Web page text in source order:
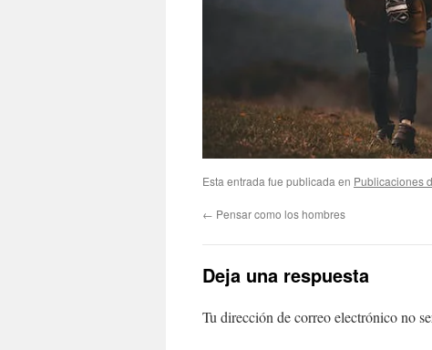
Esta entrada fue publicada en Publicaciones
← Pensar como los hombres
Deja una respuesta
Tu dirección de correo electrónico no